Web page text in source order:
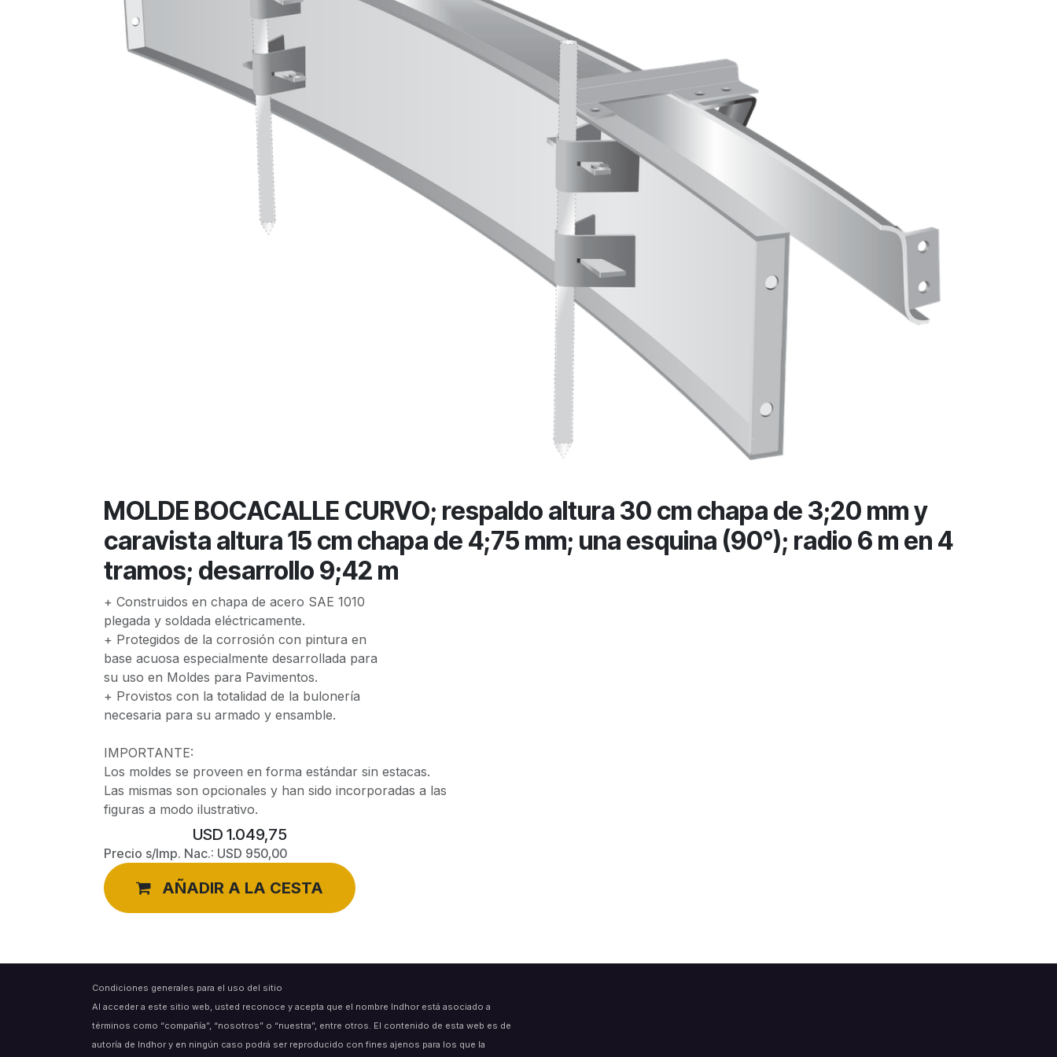
MOLDE BOCACALLE CURVO; respaldo altura 30 cm chapa de 3;20 mm y
caravista altura 15 cm chapa de 4;75 mm; una esquina (90°); radio 6 m en 4
tramos; desarrollo 9;42 m
+ Construidos en chapa de acero SAE 1010
plegada y soldada eléctricamente.
+ Protegidos de la corrosión con pintura en
base acuosa especialmente desarrollada para
su uso en Moldes para Pavimentos.
+ Provistos con la totalidad de la bulonería
necesaria para su armado y ensamble.
IMPORTANTE:
Los moldes se proveen en forma estándar sin estacas.
Las mismas son opcionales y han sido incorporadas a las
figuras a modo ilustrativo.
USD 1.049,75
Precio s/Imp. Nac.: USD 950,00
AÑADIR A LA CESTA
Condiciones generales para el uso del sitio
Al acceder a este sitio web, usted reconoce y acepta que el nombre Indhor está asociado a
términos como “compañía”, “nosotros” o “nuestra”, entre otros. El contenido de esta web es de
autoría de Indhor y en ningún caso podrá ser reproducido con fines ajenos para los que la